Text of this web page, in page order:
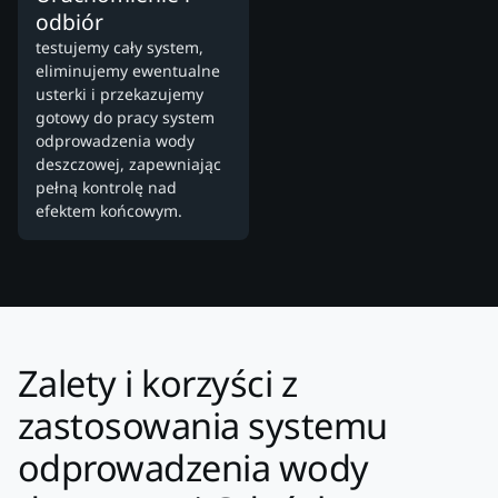
odbiór
testujemy cały system,
eliminujemy ewentualne
usterki i przekazujemy
gotowy do pracy system
odprowadzenia wody
deszczowej, zapewniając
pełną kontrolę nad
efektem końcowym.
Zalety i korzyści z
zastosowania systemu
odprowadzenia wody